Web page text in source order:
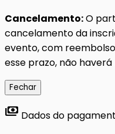
Cancelamento:O
cancelamento da
evento, com
esse prazo, não
Fechar
payments Dados do